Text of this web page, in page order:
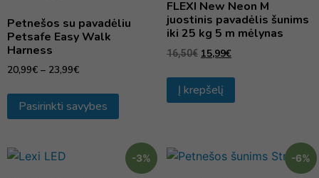
Petnešos su pavadėliu
Petsafe Easy Walk
Harness
20,99€ – 23,99€
Pasirinkti savybes
FLEXI New Neon M
juostinis pavadėlis šunims
iki 25 kg 5 m mėlynas
16,50€ 15,99€
Į krepšelį
-3% -6%